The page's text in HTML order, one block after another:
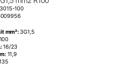
100
mm²: 3G1,5
16/23
11,9